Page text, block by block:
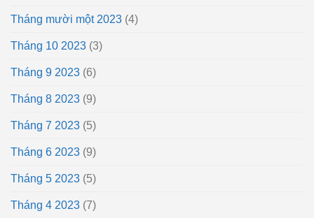
Tháng mười một 2023 (4)
Tháng 10 2023 (3)
Tháng 9 2023 (6)
Tháng 8 2023 (9)
Tháng 7 2023 (5)
Tháng 6 2023 (9)
Tháng 5 2023 (5)
Tháng 4 2023 (7)